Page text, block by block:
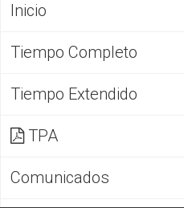
Programas
ATD
Documentos
CFP
Noticias
Inicio
Tiempo Completo
Tiempo Extendido
TPA
Comunicados